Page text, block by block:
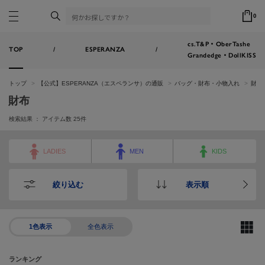
0
TOP / ESPERANZA /
cs.T&P・OberTashe
Grandedge・DollKISS
トップ 【公式】ESPERANZA（エスペランサ）の通販 バッグ・財布・小物入れ 財布
財布
検索結果 ： アイテム数 25件
LADIES MEN KIDS
絞り込む 表示順
1色表示 全色表示
ランキング